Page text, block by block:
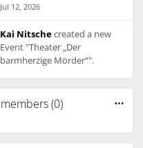
Jul 12, 2026
Kai Nitschecreated a new
Event "Theater „Der
barmherzige Mörder“".
Kai Nitschecreated a new
Event "Sabine kehrt für uns".
members (0)